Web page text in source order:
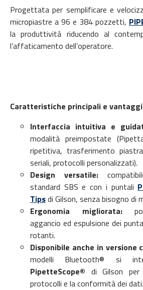
Progettata per semplificare e
micropiastre a 96 e 384 pozzetti,
la produttività riducendo al
l’affaticamento dell’operatore.
Caratteristiche principali e
Interfaccia intuitiva e
modalità preimpostate
ripetitiva, trasferimento
seriali, protocolli personalizzati).
Design versatile:
standard SBS e con i puntali
Tipsdi Gilson, senza bisogno di
Ergonomia migliorata:
aggancio ed espulsione dei
rotanti.
Disponibile anche in versione
modelli Bluetooth® si
PipetteScope® di Gilson
protocolli e la conformità dei dati.